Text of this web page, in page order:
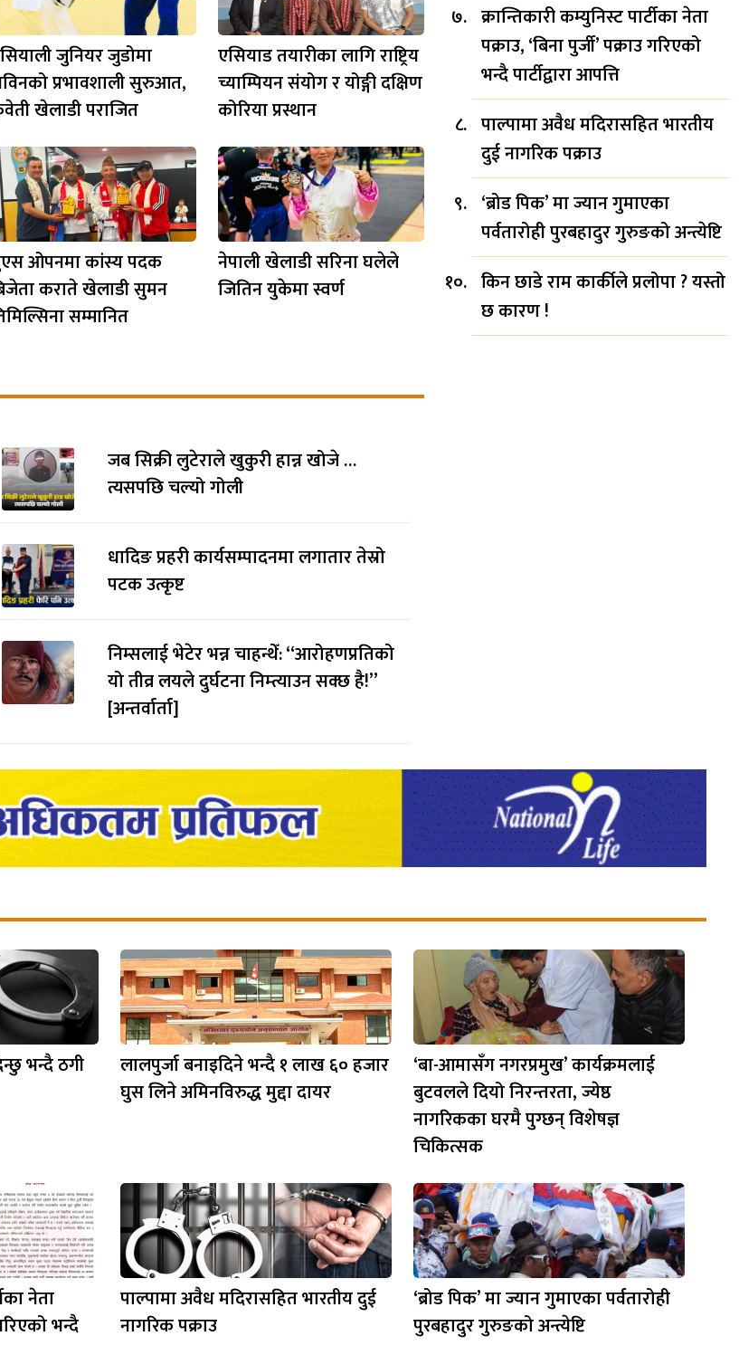
जुनियर जुडोमा
प्रभावशाली सुरुआत,
खेलाडी पराजित
एसियाड तयारीका लागि राष्ट्रिय
च्याम्पियन संयोग र योङ्गी दक्षिण
कोरिया प्रस्थान
ओपनमा कांस्य पदक
कराते खेलाडी सुमन
सम्मानित
नेपाली खेलाडी सरिना घलेले
जितिन युकेमा स्वर्ण
जब सिक्री लुटेराले खुकुरी हान्न खोजे …
त्यसपछि चल्यो गोली
धादिङ प्रहरी कार्यसम्पादनमा लगातार तेस्रो
पटक उत्कृष्ट
निम्सलाई भेटेर भन्न चाहन्थेँ: “आरोहणप्रतिको
यो तीव्र लयले दुर्घटना निम्त्याउन सक्छ है!”
[अन्तर्वार्ता]
क्रान्तिकारी कम्युनिस्ट पार्टीका नेता
पक्राउ, ‘बिना पुर्जी’ पक्राउ गरिएको
भन्दै पार्टीद्वारा आपत्ति
पाल्पामा अवैध मदिरासहित भारतीय
दुई नागरिक पक्राउ
‘ब्रोड पिक’ मा ज्यान गुमाएका
पर्वतारोही पुरबहादुर गुरुङको अन्त्येष्टि
किन छाडे राम कार्कीले प्रलोपा ? यस्तो
छ कारण !
भन्दै ठगी
लालपुर्जा बनाइदिने भन्दै १ लाख ६० हजार
घुस लिने अमिनविरुद्ध मुद्दा दायर
‘बा-आमासँग नगरप्रमुख’ कार्यक्रमलाई
बुटवलले दियो निरन्तरता, ज्येष्ठ
नागरिकका घरमै पुग्छन् विशेषज्ञ
चिकित्सक
नेता
भन्दै
पाल्पामा अवैध मदिरासहित भारतीय दुई
नागरिक पक्राउ
‘ब्रोड पिक’ मा ज्यान गुमाएका पर्वतारोही
पुरबहादुर गुरुङको अन्त्येष्टि